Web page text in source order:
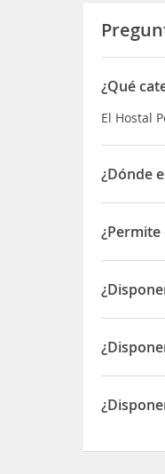
¿Qué
El Hostal
¿Dónde
El Hostal
Sí, el
Sí, las
Sí, las